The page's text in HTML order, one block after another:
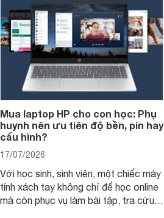
Mua laptop HP cho con học: Phụ
huynh nên ưu tiên độ bền, pin hay
cấu hình?
17/07/2026
Với học sinh, sinh viên, một chiếc máy
tính xách tay không chỉ để học online
mà còn phục vụ làm bài tập, tra cứu,